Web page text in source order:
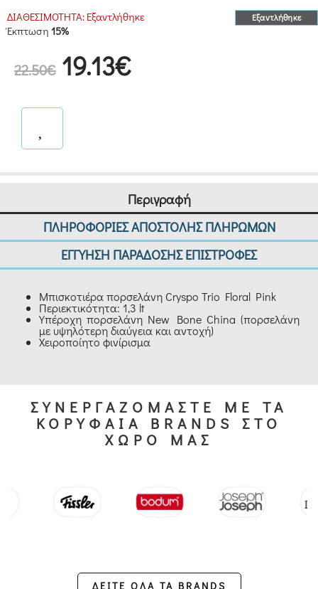
Εξαντλήθηκε
ΔΙΑΘΕΣΙΜΟΤΗΤΑ: Εξαντλήθηκε
Έκπτωση 15%
22.50€ 19.13€
Περιγραφή
ΠΛΗΡΟΦΟΡΙΕΣ ΑΠΟΣΤΟΛΗΣ ΠΛΗΡΩΜΩΝ
ΕΓΓΥΗΣΗ ΠΑΡΑΔΟΣΗΣ ΕΠΙΣΤΡΟΦΕΣ
Μπισκοτιέρα πορσελάνη Cryspo Trio Floral Pink
Περιεκτικότητα: 1,3 lt
Υπέροχη πορσελάνη New Bone China (πορσελάνη
με υψηλότερη διαύγεια και αντοχή)
Χειροποίητο φινίρισμα
ΣΥΝΕΡΓΑΖΟΜΑΣΤΕ ΜΕ ΤΑ
ΚΟΡΥΦΑΙΑ BRANDS ΣΤΟ
ΧΩΡΟ ΜΑΣ
ΔΕΙΤΕ ΟΛΑ ΤΑ BRANDS